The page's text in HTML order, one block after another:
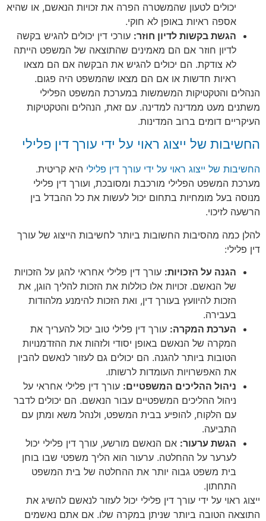
יכולים לטעון שהמשטרה הפרה את זכויות הנאשם, או שהיא
אספה ראיות באופן לא חוקי.
הגשת בקשות לדיון חוזר: עורכי דין יכולים להגיש בקשה
לדיון חוזר אם הם מאמינים שהתוצאה של המשפט הייתה
לא צודקת. הם יכולים להגיש את הבקשה אם הם מצאו
ראיות חדשות או אם הם מצאו שהמשפט היה פגום.
הנהלים והטקטיקות המשמשות במערכת המשפט הפלילי
משתנים מעט ממדינה למדינה. עם זאת, הנהלים והטקטיקות
העיקריים דומים ברוב המדינות.
החשיבות של ייצוג ראוי על ידי עורך דין פלילי
החשיבות של ייצוג ראוי על ידי עורך דין פלילי היא קריטית.
מערכת המשפט הפלילי מורכבת ומסובכת, ועורך דין פלילי
מנוסה בעל מומחיות בתחום יכול לעשות את כל ההבדל בין
הרשעה לזיכוי.
להלן כמה מהסיבות החשובות ביותר לחשיבות הייצוג של עורך
דין פלילי:
הגנה על הזכויות: עורך דין פלילי אחראי להגן על הזכויות
של הנאשם. זכויות אלו כוללות את הזכות להליך הוגן, את
הזכות להיוועץ בעורך דין, ואת הזכות להימנע מלהודות
בעבירה.
הערכת המקרה: עורך דין פלילי טוב יכול להעריך את
המקרה של הנאשם באופן יסודי ולזהות את ההזדמנויות
הטובות ביותר להגנה. הם יכולים גם לעזור לנאשם להבין
את האפשרויות העומדות לרשותו.
ניהול ההליכים המשפטיים: עורך דין פלילי אחראי על
ניהול ההליכים המשפטיים עבור הנאשם. הם יכולים לדבר
עם הלקוח, להופיע בבית המשפט, ולנהל משא ומתן עם
התביעה.
הגשת ערעור: אם הנאשם מורשע, עורך דין פלילי יכול
לערער על ההחלטה. ערעור הוא הליך משפטי שבו בוחן
בית משפט גבוה יותר את ההחלטה של בית המשפט
התחתון.
ייצוג ראוי על ידי עורך דין פלילי יכול לעזור לנאשם להשיג את
התוצאה הטובה ביותר שניתן במקרה שלו. אם אתם נאשמים